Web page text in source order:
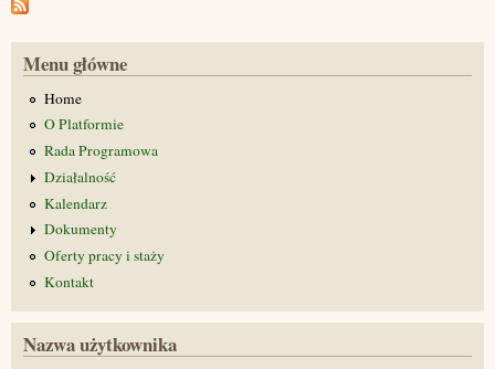
Menu główne
Home
O Platformie
Rada Programowa
Działalność
Kalendarz
Dokumenty
Oferty pracy i staży
Kontakt
Nazwa użytkownika